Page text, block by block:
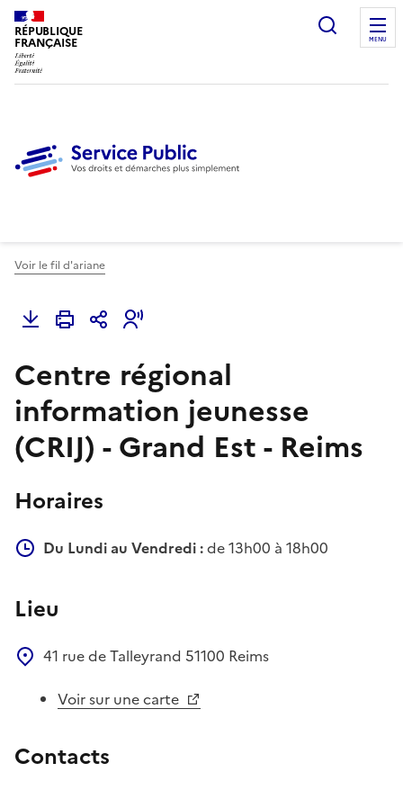
RÉPUBLIQUE
FRANÇAISE
Ouvrir
MENU
Voir le fil d'ariane
Centre régional
information jeunesse
(CRIJ) - Grand Est - Reims
Horaires
Du Lundi au Vendredi :de 13h00 à 18h00
Lieu
41 rue de Talleyrand 51100 Reims
Voir sur une carte
Contacts